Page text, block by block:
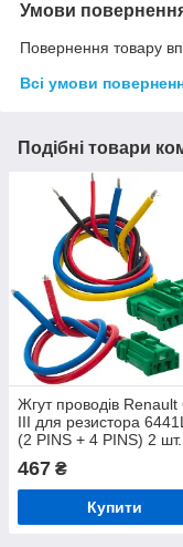
Умови
Повернення товару
Всі умови
Подібні товари
Жгут проводів Renault
III для резистора
(2 PINS + 4 PINS) 2 шт.
467 ₴
Купити